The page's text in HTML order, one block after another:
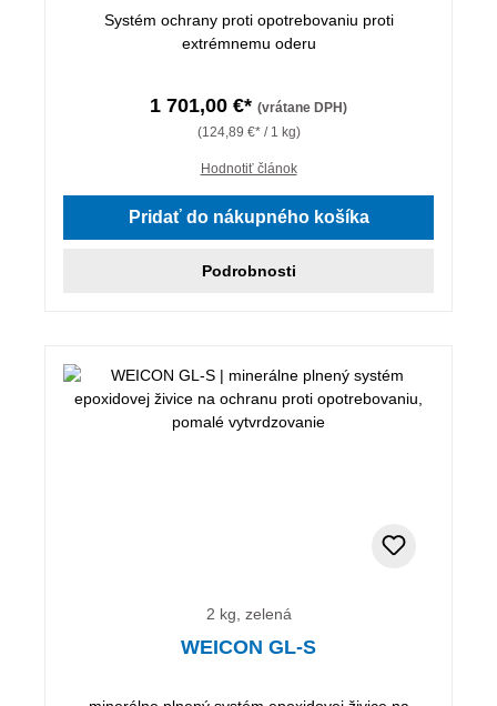
Systém ochrany proti opotrebovaniu proti
extrémnemu oderu
1 701,00 €* (vrátane DPH)
(124,89 €* / 1 kg)
Hodnotiť článok
Pridať do nákupného košíka
Podrobnosti
2 kg, zelená
WEICON GL-S